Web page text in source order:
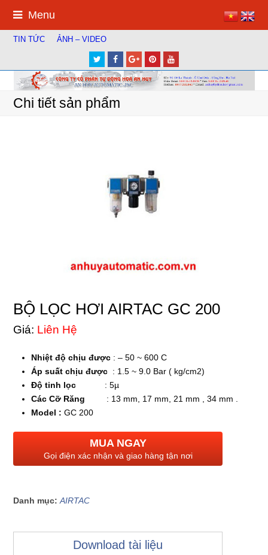
Menu
TIN TỨC ẢNH – VIDEO
TwitterFacebook
Google
Plus
Pinterest
Chi tiết sản phẩm
BỘ LỌC HƠI AIRTAC GC 200
Giá: Liên Hệ
Nhiệt độ chịu được : – 50 ~ 600 C
Áp suất chịu được : 1.5 ~ 9.0 Bar ( kg/cm2)
Độ tinh lọc
: 5µ
Các Cỡ Răng
: 13 mm, 17 mm, 21 mm , 34 mm .
Model : GC 200
MUA NGAY
Gọi điện xác nhận và giao hàng tận nơi
Danh mục:AIRTAC
Download tài liệu